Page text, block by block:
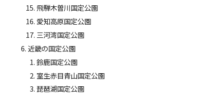
飛騨木曽川国定公園
愛知高原国定公園
三河湾国定公園
近畿の国定公園
鈴鹿国定公園
室生赤目青山国定公園
琵琶湖国定公園